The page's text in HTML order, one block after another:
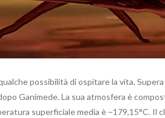
possibilità di ospitare la vita.
Ganimede. La sua atmosfera è
superficiale media è −179,15°C. Il